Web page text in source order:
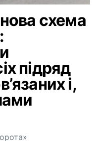
схема
підряд
і,